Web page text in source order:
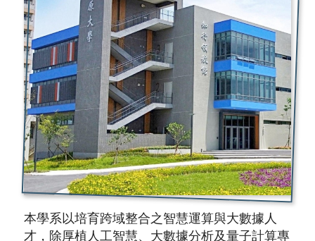
本學系以培育跨域整合之智慧運算與大數據人
才，除厚植人工智慧、大數據分析及量子計算專